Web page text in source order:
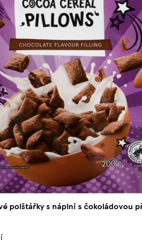
polštářky s náplní s čokoládovou